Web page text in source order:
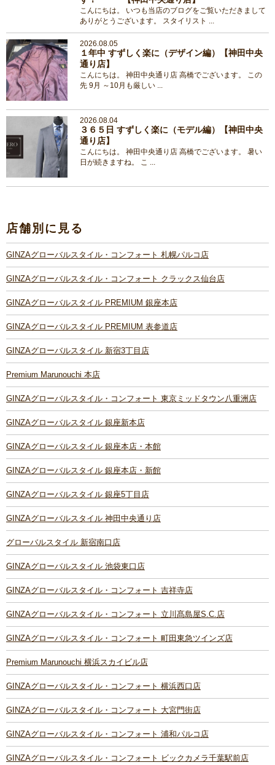
こんにちは。 いつも当店のブログをご覧いただきまして
ありがとうございます。 スタイリスト ...
2026.08.05
１年中 すずしく楽に（デザイン編）【神田中央
通り店】
こんにちは。 神田中央通り店 高橋でございます。 この
先 9月 ～10月も厳しい ...
2026.08.04
３６５日 すずしく楽に（モデル編）【神田中央
通り店】
こんにちは。 神田中央通り店 高橋でございます。 暑い
日が続きますね。 こ ...
店舗別に見る
GINZAグローバルスタイル・コンフォート 札幌パルコ店
GINZAグローバルスタイル・コンフォート クラックス仙台店
GINZAグローバルスタイル PREMIUM 銀座本店
GINZAグローバルスタイル PREMIUM 表参道店
GINZAグローバルスタイル 新宿3丁目店
Premium Marunouchi 本店
GINZAグローバルスタイル・コンフォート 東京ミッドタウン八重洲店
GINZAグローバルスタイル 銀座新本店
GINZAグローバルスタイル 銀座本店・本館
GINZAグローバルスタイル 銀座本店・新館
GINZAグローバルスタイル 銀座5丁目店
GINZAグローバルスタイル 神田中央通り店
グローバルスタイル 新宿南口店
GINZAグローバルスタイル 池袋東口店
GINZAグローバルスタイル・コンフォート 吉祥寺店
GINZAグローバルスタイル・コンフォート 立川髙島屋S.C.店
GINZAグローバルスタイル・コンフォート 町田東急ツインズ店
Premium Marunouchi 横浜スカイビル店
GINZAグローバルスタイル・コンフォート 横浜西口店
GINZAグローバルスタイル・コンフォート 大宮門街店
GINZAグローバルスタイル・コンフォート 浦和パルコ店
GINZAグローバルスタイル・コンフォート ビックカメラ千葉駅前店